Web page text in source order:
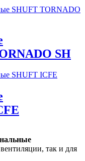
SH
так и для